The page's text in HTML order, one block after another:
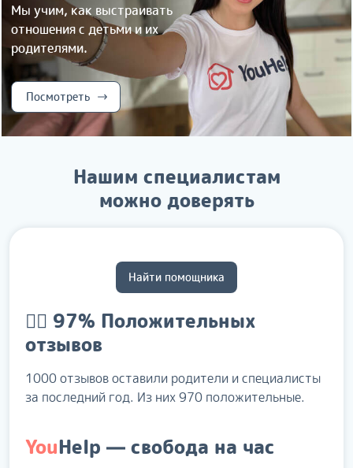
Мы учим, как выстраивать
отношения с детьми и их
родителями.
Посмотреть
Нашим специалистам
можно доверять
Найти помощника
👍🏻 97% Положительных
отзывов
1000 отзывов оставили родители и специалисты
за последний год. Из них 970 положительные.
YouHelp — свобода на час